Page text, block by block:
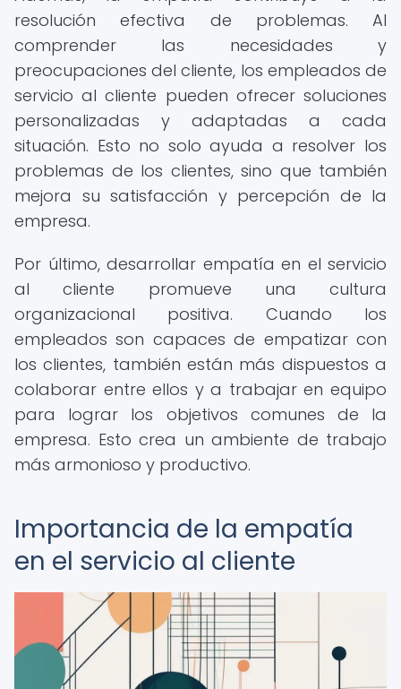
resolución efectiva de problemas. Al
comprender las necesidades y
preocupaciones del cliente, los empleados de
servicio al cliente pueden ofrecer soluciones
personalizadas y adaptadas a cada
situación. Esto no solo ayuda a resolver los
problemas de los clientes, sino que también
mejora su satisfacción y percepción de la
empresa.
Por último, desarrollar empatía en el servicio
al cliente promueve una cultura
organizacional positiva. Cuando los
empleados son capaces de empatizar con
los clientes, también están más dispuestos a
colaborar entre ellos y a trabajar en equipo
para lograr los objetivos comunes de la
empresa. Esto crea un ambiente de trabajo
más armonioso y productivo.
Importancia de la empatía
en el servicio al cliente